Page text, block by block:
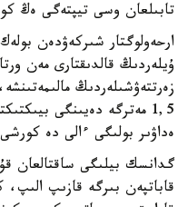
تابىلعان وسى تيپتەگى ەڭ
ارحەولوگتار شىركەۋدەن
ۇيلەردىڭ قالدىقتارى مەن
زەرتتەۋشىلەردىڭ
1,5 مەترگە دەيىنگى
ەداۋىر بولىگى ءالى دە
گدانسك بيلىگى ساقتالعان
قاباتپەن بىرگە قازىپ الىپ،